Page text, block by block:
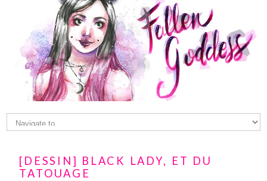
[DESSIN] BLACK LADY, ET DU
TATOUAGE